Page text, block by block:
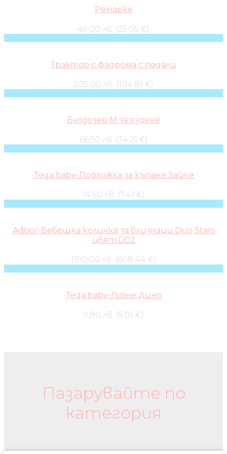
Ремарке
49,00 лв. (25.05 €)
Трактор с фадрома с педали
205,00 лв. (104.81 €)
Булдозер M за яздене
66,90 лв. (34.21 €)
Tega baby-Подложка за къпане Зайче
14,50 лв. (7.41 €)
Adbor-Бебешка количка за близнаци Duo Stars
цвят:D02
1190,00 лв. (608.44 €)
Tega baby-Гърне Дино
9,80 лв. (5.01 €)
Пазарувайте по
категория